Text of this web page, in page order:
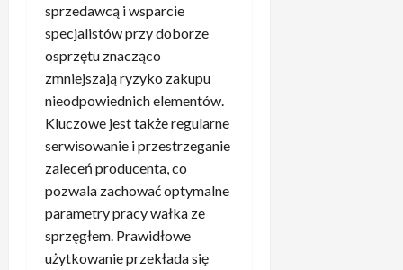
sprzedawcą i wsparcie
specjalistów przy doborze
osprzętu znacząco
zmniejszają ryzyko zakupu
nieodpowiednich elementów.
Kluczowe jest także regularne
serwisowanie i przestrzeganie
zaleceń producenta, co
pozwala zachować optymalne
parametry pracy wałka ze
sprzęgłem. Prawidłowe
użytkowanie przekłada się